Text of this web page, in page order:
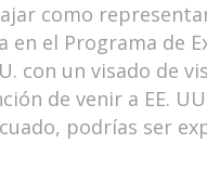
como
el Programa de
con un visado de
de venir a EE.
podrías ser